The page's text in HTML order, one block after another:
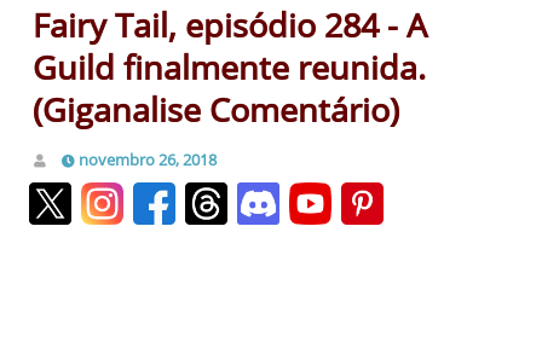
Fairy Tail, episódio 284 - A
Guild finalmente reunida.
(Giganalise Comentário)
novembro 26, 2018